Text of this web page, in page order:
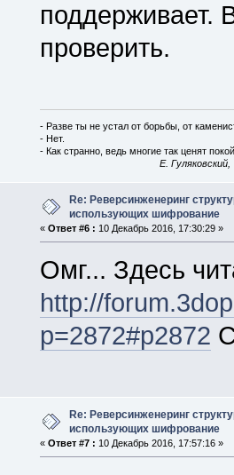
проверить.
- Разве ты не устал от борьбы, от
- Нет.
- Как странно, ведь многие так ценят
E.
Re: Реверсинженеринг
использующих шифрование
«Ответ #6 : 10 Декабрь 2016, 17:30:29 »
Омг... Здесь
http://
p=2872#p2872
Re: Реверсинженеринг
использующих шифрование
«Ответ #7 : 10 Декабрь 2016, 17:57:16 »